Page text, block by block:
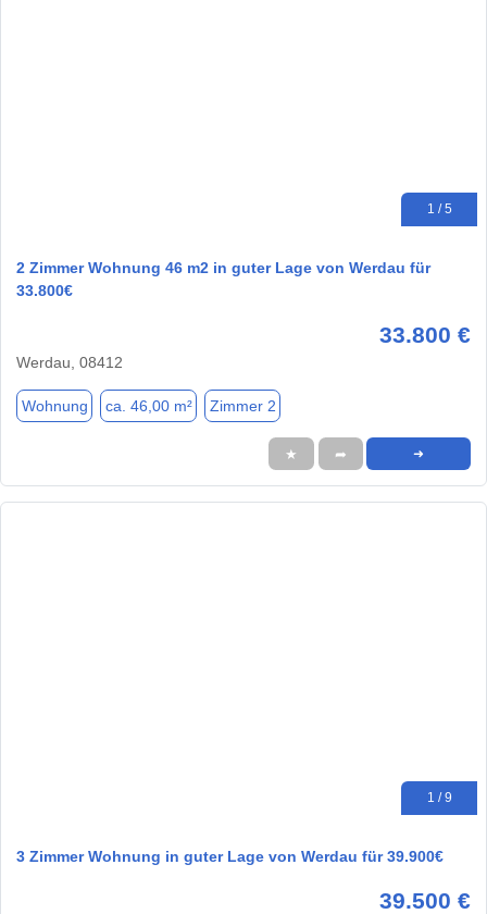
1 / 5
2 Zimmer Wohnung 46 m2 in guter Lage von Werdau für
33.800€
33.800 €
Werdau, 08412
Wohnung ca. 46,00 m² Zimmer 2
★ ➦ ➜
1 / 9
3 Zimmer Wohnung in guter Lage von Werdau für 39.900€
39.500 €